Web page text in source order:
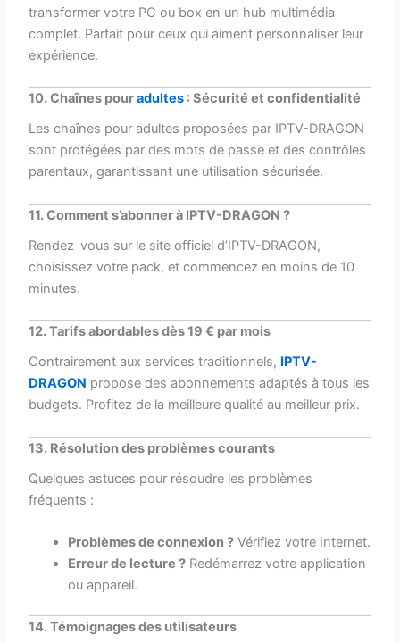
transformer votre PC ou box en un hub multimédia
complet. Parfait pour ceux qui aiment personnaliser leur
expérience.
10. Chaînes pouradultes : Sécurité et confidentialité
Les chaînes pour adultes proposées par IPTV-DRAGON
sont protégées par des mots de passe et des contrôles
parentaux, garantissant une utilisation sécurisée.
11. Comment s’abonner à IPTV-DRAGON ?
Rendez-vous sur le site officiel d’IPTV-DRAGON,
choisissez votre pack, et commencez en moins de 10
minutes.
12. Tarifs abordables dès 19 € par mois
Contrairement aux services traditionnels, IPTV-
DRAGON propose des abonnements adaptés à tous les
budgets. Profitez de la meilleure qualité au meilleur prix.
13. Résolution des problèmes courants
Quelques astuces pour résoudre les problèmes
fréquents :
Problèmes de connexion ? Vérifiez votre Internet.
Erreur de lecture ? Redémarrez votre application
ou appareil.
14. Témoignages des utilisateurs